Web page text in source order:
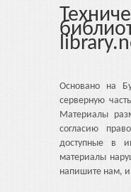
Основано на
серверную
Материалы
согласию
доступные в
материалы
напишите нам,